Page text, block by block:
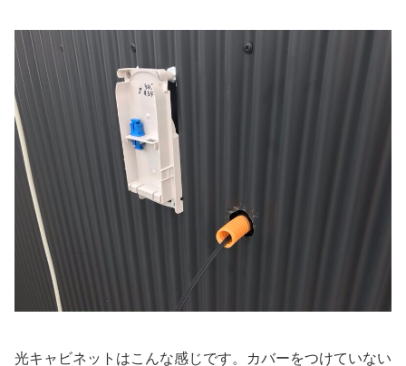
光キャビネットはこんな感じです。カバーをつけていない